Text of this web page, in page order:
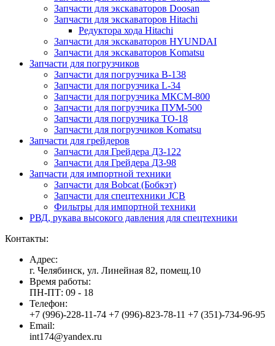
Запчасти для экскаваторов Doosan
Запчасти для экскаваторов Hitachi
Редуктора хода Hitachi
Запчасти для экскаваторов HYUNDAI
Запчасти для экскаваторов Komatsu
Запчасти для погрузчиков
Запчасти для погрузчика B-138
Запчасти для погрузчика L-34
Запчасти для погрузчика МКСМ-800
Запчасти для погрузчика ПУМ-500
Запчасти для погрузчика ТО-18
Запчасти для погрузчиков Komatsu
Запчасти для грейдеров
Запчасти для Грейдера ДЗ-122
Запчасти для Грейдера ДЗ-98
Запчасти для импортной техники
Запчасти для Bobcat (Бобкэт)
Запчасти для спецтехники JCB
Фильтры для импортной техники
РВД, рукава высокого давления для спецтехники
Контакты:
Адрес:
г. Челябинск, ул. Линейная 82, помещ.10
Время работы:
ПН-ПТ: 09 - 18
Телефон:
+7 (996)-228-11-74 +7 (996)-823-78-11 +7 (351)-734-96-95
Email:
int174@yandex.ru